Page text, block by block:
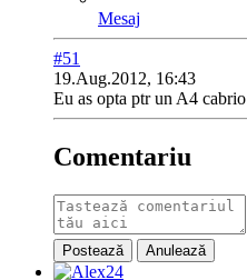
Mesaj
#51
19.Aug.2012, 16:43
Eu as opta ptr un A4 cabrio
Comentariu
Postează Anulează